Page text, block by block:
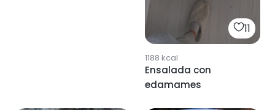
11
1188 kcal
Ensalada con
edamames